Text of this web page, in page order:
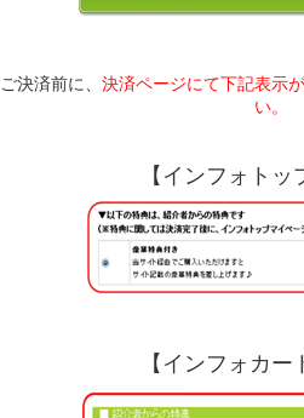
ご決済前に、 決済ページにて下記表示
い。
【インフォトッ
【インフォカー